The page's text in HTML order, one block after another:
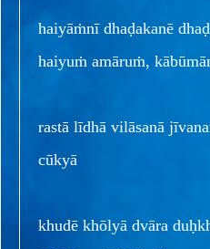
haiyāṁnī dhaḍakanē
haiyuṁ amāruṁ,
rastā līdhā vilāsanā
cūkyā
khudē khōlyā dvāra